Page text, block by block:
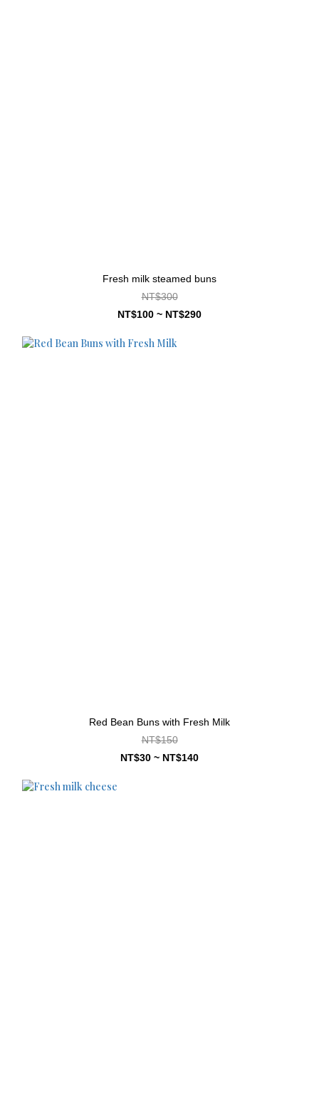
Fresh milk steamed buns
NT$300
NT$100 ~ NT$290
Red Bean Buns with Fresh Milk
NT$150
NT$30 ~ NT$140